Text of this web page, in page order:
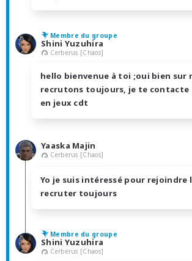
Membre du groupe
Shini Yuzuhira
Cerberus [Chaos]
hello bienvenue à toi ;oui bien sur
recrutons toujours, je te contacte
en jeux cdt
Yaaska Majin
Cerberus [Chaos]
Yo je suis intéressé pour rejoindre
recruter toujours
Membre du groupe
Shini Yuzuhira
Cerberus [Chaos]